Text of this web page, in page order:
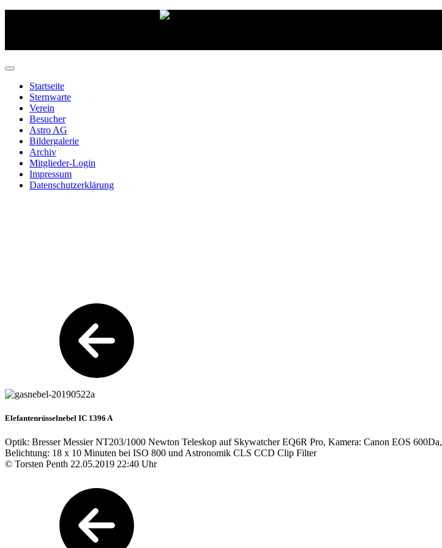
Startseite
Sternwarte
Verein
Besucher
Astro AG
Bildergalerie
Archiv
Mitglieder-Login
Impressum
Datenschutzerklärung
Elefantenrüsselnebel IC 1396 A
Optik: Bresser Messier NT203/1000 Newton Teleskop auf Skywatcher EQ6R Pro, Kamera: Canon EOS 600Da,
Belichtung: 18 x 10 Minuten bei ISO 800 und Astronomik CLS CCD Clip Filter
© Torsten Penth 22.05.2019 22:40 Uhr